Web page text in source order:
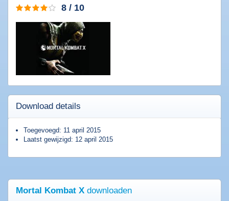
downloaden
downloaden
downloaden
downloaden
Populaire
software
Beveiligings
software
Torrent
8 / 10
Download details
Toegevoegd: 11 april 2015
Laatst gewijzigd: 12 april 2015
Mortal Kombat X downloaden